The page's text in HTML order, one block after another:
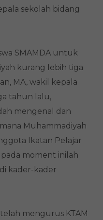
sekolah bidang
SMAMDA untuk
kurang lebih tiga
MA, wakil kepala
tahun lalu,
mengenal dan
Muhammadiyah
Ikatan Pelajar
moment inilah
kader-kader
mengurus KTAM